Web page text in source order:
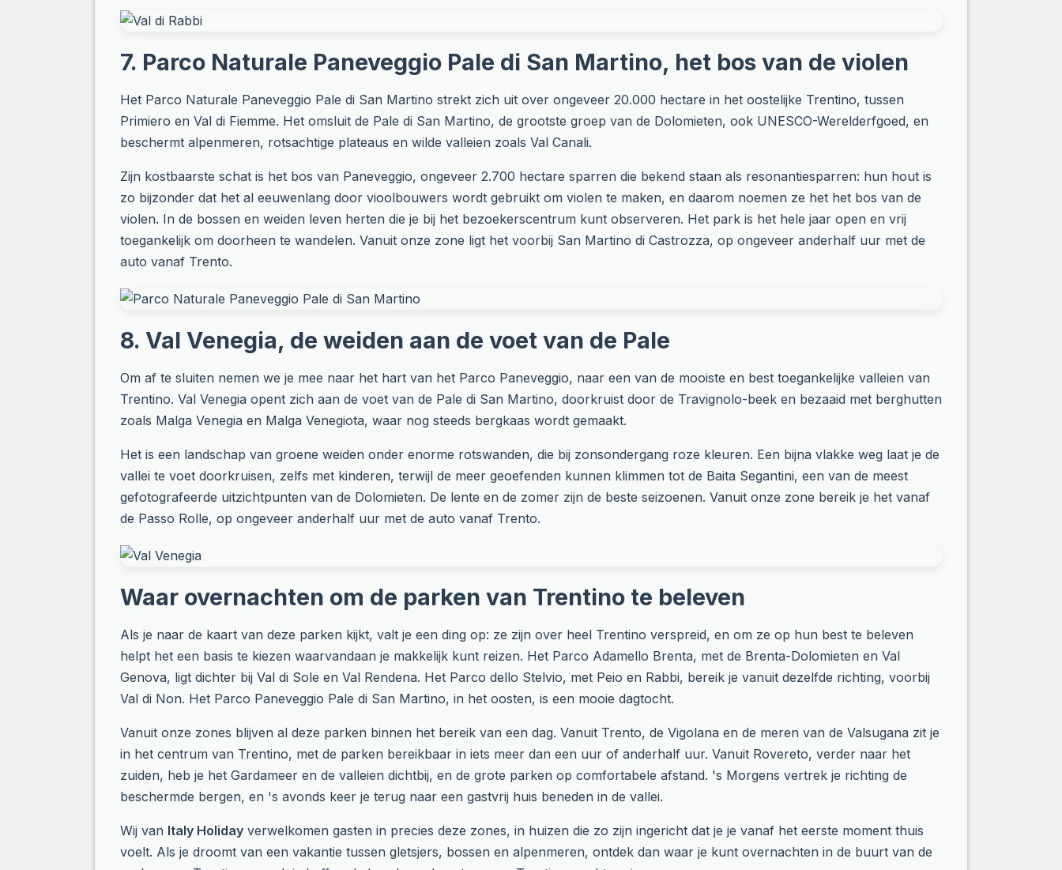
7. Parco Naturale Paneveggio Pale di San Martino, het bos van de violen
Het Parco Naturale Paneveggio Pale di San Martino strekt zich uit over ongeveer 20.000 hectare in het oostelijke Trentino, tussen
Primiero en Val di Fiemme. Het omsluit de Pale di San Martino, de grootste groep van de Dolomieten, ook UNESCO-Werelderfgoed, en
beschermt alpenmeren, rotsachtige plateaus en wilde valleien zoals Val Canali.
Zijn kostbaarste schat is het bos van Paneveggio, ongeveer 2.700 hectare sparren die bekend staan als resonantiesparren: hun hout is
zo bijzonder dat het al eeuwenlang door vioolbouwers wordt gebruikt om violen te maken, en daarom noemen ze het het bos van de
violen. In de bossen en weiden leven herten die je bij het bezoekerscentrum kunt observeren. Het park is het hele jaar open en vrij
toegankelijk om doorheen te wandelen. Vanuit onze zone ligt het voorbij San Martino di Castrozza, op ongeveer anderhalf uur met de
auto vanaf Trento.
8. Val Venegia, de weiden aan de voet van de Pale
Om af te sluiten nemen we je mee naar het hart van het Parco Paneveggio, naar een van de mooiste en best toegankelijke valleien van
Trentino. Val Venegia opent zich aan de voet van de Pale di San Martino, doorkruist door de Travignolo-beek en bezaaid met berghutten
zoals Malga Venegia en Malga Venegiota, waar nog steeds bergkaas wordt gemaakt.
Het is een landschap van groene weiden onder enorme rotswanden, die bij zonsondergang roze kleuren. Een bijna vlakke weg laat je de
vallei te voet doorkruisen, zelfs met kinderen, terwijl de meer geoefenden kunnen klimmen tot de Baita Segantini, een van de meest
gefotografeerde uitzichtpunten van de Dolomieten. De lente en de zomer zijn de beste seizoenen. Vanuit onze zone bereik je het vanaf
de Passo Rolle, op ongeveer anderhalf uur met de auto vanaf Trento.
Waar overnachten om de parken van Trentino te beleven
Als je naar de kaart van deze parken kijkt, valt je een ding op: ze zijn over heel Trentino verspreid, en om ze op hun best te beleven
helpt het een basis te kiezen waarvandaan je makkelijk kunt reizen. Het Parco Adamello Brenta, met de Brenta-Dolomieten en Val
Genova, ligt dichter bij Val di Sole en Val Rendena. Het Parco dello Stelvio, met Peio en Rabbi, bereik je vanuit dezelfde richting, voorbij
Val di Non. Het Parco Paneveggio Pale di San Martino, in het oosten, is een mooie dagtocht.
Vanuit onze zones blijven al deze parken binnen het bereik van een dag. Vanuit Trento, de Vigolana en de meren van de Valsugana zit je
in het centrum van Trentino, met de parken bereikbaar in iets meer dan een uur of anderhalf uur. Vanuit Rovereto, verder naar het
zuiden, heb je het Gardameer en de valleien dichtbij, en de grote parken op comfortabele afstand. 's Morgens vertrek je richting de
beschermde bergen, en 's avonds keer je terug naar een gastvrij huis beneden in de vallei.
Wij van Italy Holiday verwelkomen gasten in precies deze zones, in huizen die zo zijn ingericht dat je je vanaf het eerste moment thuis
voelt. Als je droomt van een vakantie tussen gletsjers, bossen en alpenmeren, ontdek dan waar je kunt overnachten in de buurt van de